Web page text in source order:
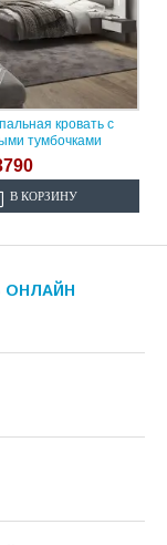
кровать с
тумбочками
В КОРЗИНУ
ОНЛАЙН